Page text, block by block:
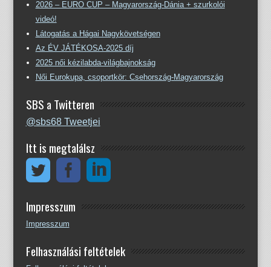
2026 – EURO CUP – Magyarország-Dánia + szurkolói
videó!
Látogatás a Hágai Nagykövetségen
Az ÉV JÁTÉKOSA-2025 díj
2025 női kézilabda-világbajnokság
Női Eurokupa, csoportkör: Csehország-Magyarország
SBS a Twitteren
@sbs68 Tweetjei
Itt is megtalálsz
Impresszum
Impresszum
Felhasználási feltételek